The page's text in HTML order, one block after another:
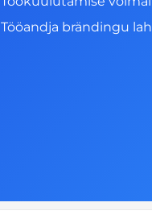
Tööandja brändingu